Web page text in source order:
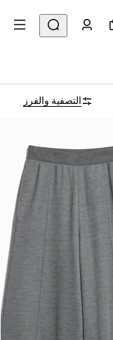
التصفية والفرز